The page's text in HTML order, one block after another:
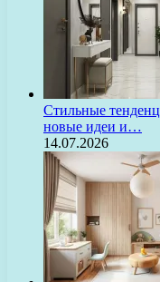
Стильные
новые идеи и…
14.07.2026